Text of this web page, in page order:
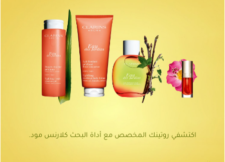
اكتشفي روتينك المخصص مع أداة البحث كلارنس مود.